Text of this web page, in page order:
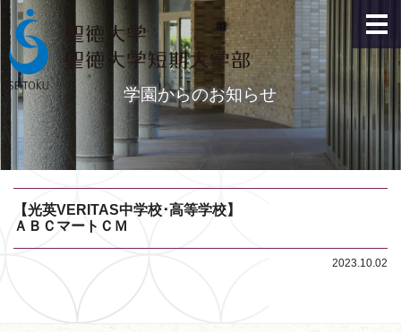
学園からのお知らせ
【光英VERITAS中学校･高等学校】
ＡＢＣマートＣＭ
2023.10.02